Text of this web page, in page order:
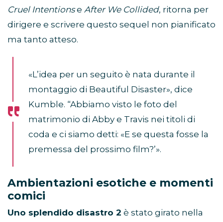
Cruel Intentionse After We Collided, ritorna per
dirigere e scrivere questo sequel non pianificato
ma tanto atteso.
«L’idea per un seguito è nata durante il
montaggio di Beautiful Disaster», dice
Kumble. “Abbiamo visto le foto del
matrimonio di Abby e Travis nei titoli di
coda e ci siamo detti: «E se questa fosse la
premessa del prossimo film?’».
Ambientazioni esotiche e momenti
comici
Uno splendido disastro 2 è stato girato nella